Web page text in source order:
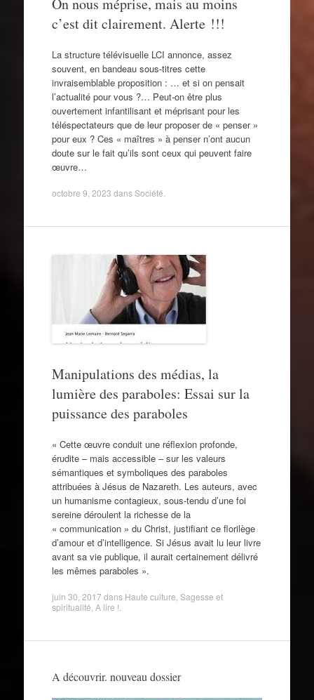
On nous méprise, mais au moins
c’est dit clairement. Alerte !!!
La structure télévisuelle LCI annonce, assez
souvent, en bandeau sous-titres cette
invraisemblable proposition : … et si on pensait
l’actualité pour vous ?… Peut-on être plus
ouvertement infantilisant et méprisant pour les
téléspectateurs que de leur proposer de « penser »
pour eux ? Ces « maîtres » à penser n’ont aucun
doute sur le fait qu’ils sont ceux qui peuvent faire
œuvre…
octobre 9, 2023 dansSociété
Manipulations des médias, la
lumière des paraboles: Essai sur la
puissance des paraboles
« Cette œuvre conduit une réflexion profonde,
érudite – mais accessible – sur les valeurs
sémantiques et symboliques des paraboles
attribuées à Jésus de Nazareth. Les auteurs, avec
un humanisme contagieux, sous-tendu d’une foi
sereine déroulent la richesse de la
« communication » du Christ, justifiant ce florilège
d’amour et d’intelligence. Si Jésus avait lu leur livre
avant sa vie publique, il aurait certainement délivré
les mêmes paraboles ».
juin 30, 2017 dans Haute culture Sagesse et
spiritualité A lire !
A découvrir. nouveau dossier